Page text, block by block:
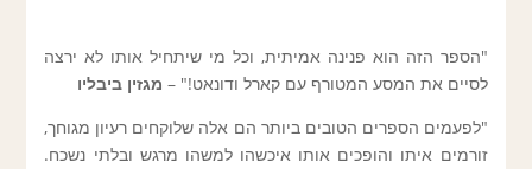
"הספר הזה הוא פנינה אמיתית, וכל מי שיתחיל אותו לא ירצה
לסיים את המסע המטורף עם קארל ודונאט!" – מגזין ביבליו
"לפעמים הספרים הטובים ביותר הם אלה שלוקחים רעיון מגוחך,
זורמים איתו והופכים אותו איכשהו למשהו מרגש ובלתי נשכח.